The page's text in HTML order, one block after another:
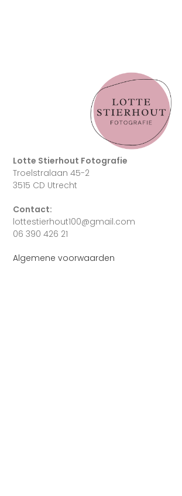
Lotte Stierhout Fotografie
Troelstralaan 45-2
3515 CD Utrecht
Contact:
lottestierhout100@gmail.com
06 390 426 21
Algemene voorwaarden